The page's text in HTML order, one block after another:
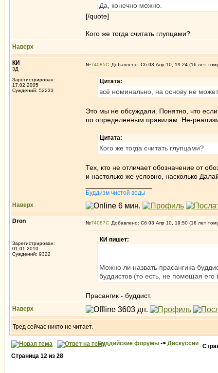
Да, конечно можно.
[/quote]
Кого же тогда считать глупцами?
Наверх
КИ
3Д
Зарегистрирован:
17.02.2005
Суждений: 52233
№74085 Добавлено: Сб 03 Апр 10, 19:24 (16 лет
Цитата:
всё номинально, на основу не
Это мы не обсуждали. Понятно, что
по определенным правилам. Не-
Цитата:
Кого же тогда считать глупцами?
Тех, кто не отличает обозначение от
и настолько же условно, насколько
Буддизм чистой воды
Наверх
Dron
Зарегистрирован:
01.01.2010
Суждений: 9322
№74087 Добавлено: Сб 03 Апр 10, 19:50 (16 лет
КИ пишет:
Можно ли назвать прасангика
буддистов (то есть, не помещая его
Прасангик - буддист.
Наверх
Тред сейчас никто не читает.
Буддийские форумы -> Дискуссии
Страница 12 из 28